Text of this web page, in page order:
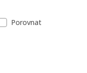
Seznam výsledků
Porovnat